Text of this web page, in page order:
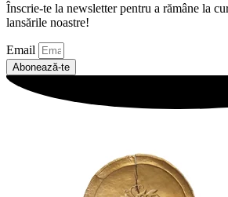
Înscrie-te la newsletter pentru a rămâne la
lansările noastre!
Email
Abonează-te